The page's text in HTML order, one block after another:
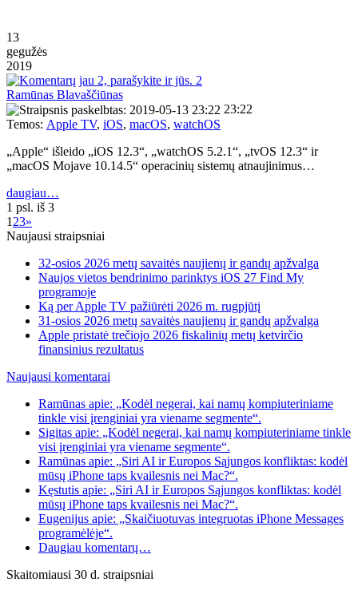
13
gegužės
2019
2
Ramūnas Blavaščiūnas
23:22
Temos: Apple TV, iOS, macOS, watchOS
„Apple“ išleido „iOS 12.3“, „watchOS 5.2.1“, „tvOS 12.3“ ir
„macOS Mojave 10.14.5“ operacinių sistemų atnaujinimus…
daugiau…
1 psl. iš 3
1 23»
Naujausi straipsniai
32-osios 2026 metų savaitės naujienų ir gandų apžvalga
Naujos vietos bendrinimo parinktys iOS 27 Find My
programoje
Ką per Apple TV pažiūrėti 2026 m. rugpjūtį
31-osios 2026 metų savaitės naujienų ir gandų apžvalga
Apple pristatė trečiojo 2026 fiskalinių metų ketvirčio
finansinius rezultatus
Naujausi komentarai
Ramūnas apie: „Kodėl negerai, kai namų kompiuteriniame
tinkle visi įrenginiai yra viename segmente“.
Sigitas apie: „Kodėl negerai, kai namų kompiuteriniame tinkle
visi įrenginiai yra viename segmente“.
Ramūnas apie: „Siri AI ir Europos Sąjungos konfliktas: kodėl
mūsų iPhone taps kvailesnis nei Mac?“.
Kęstutis apie: „Siri AI ir Europos Sąjungos konfliktas: kodėl
mūsų iPhone taps kvailesnis nei Mac?“.
Eugenijus apie: „Skaičiuotuvas integruotas iPhone Messages
programėlėje“.
Daugiau komentarų…
Skaitomiausi 30 d. straipsniai